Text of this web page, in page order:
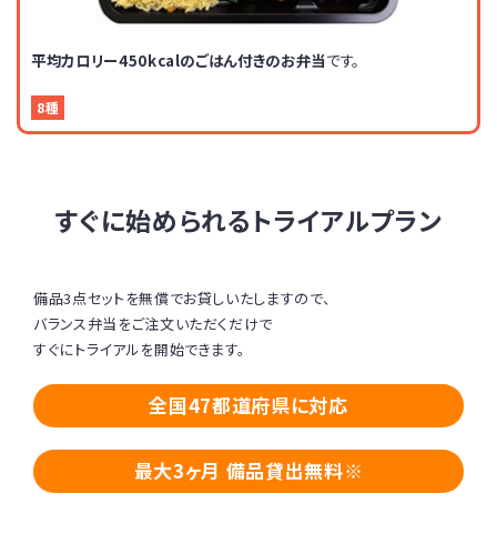
平均カロリー450kcalのごはん付きのお弁当です。
8種
すぐに始められるトライアルプラン
備品3点セットを無償でお貸しいたしますので、
バランス弁当をご注文いただくだけで
すぐにトライアルを開始できます。
全国47都道府県に対応
最大3ヶ月 備品貸出無料※